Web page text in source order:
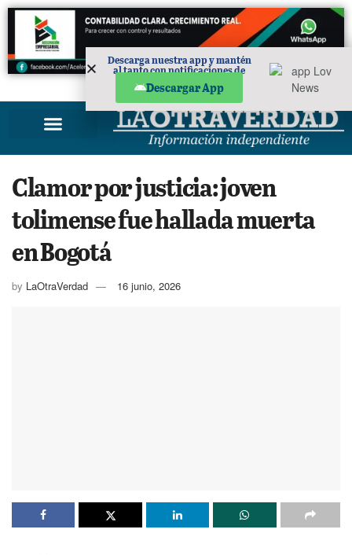
PUBLICIDAD
Clamor por justicia: joven
tolimense fue hallada muerta
en Bogotá
by LaOtraVerdad 16 junio, 2026
Descarga nuestra app y mantén
al tanto con notificaciones de
noticias en tu móvil.
Descargar App